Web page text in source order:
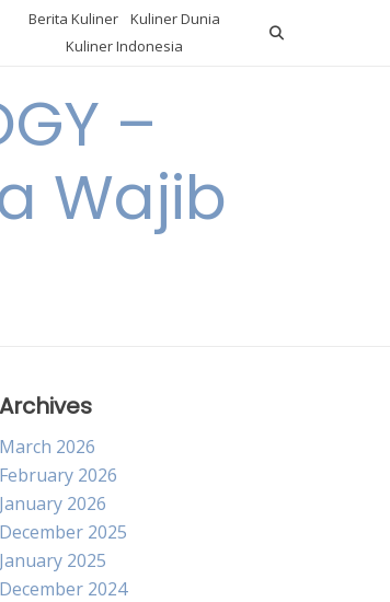
Berita Kuliner
Kuliner Dunia
Kuliner Indonesia
–
Wajib
Archives
March 2026
February 2026
January 2026
December 2025
January 2025
December 2024